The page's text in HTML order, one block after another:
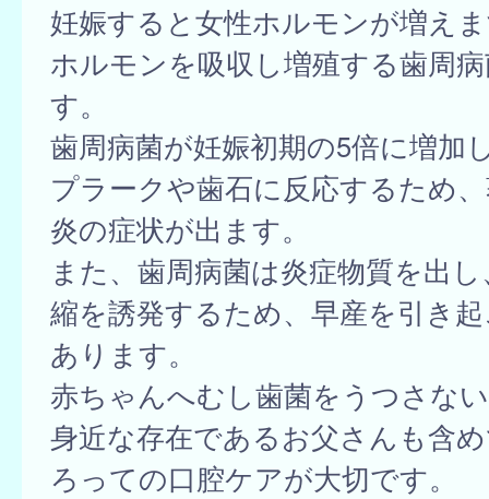
妊娠すると女性ホルモンが増え
ホルモンを吸収し増殖する歯周
す。
歯周病菌が妊娠初期の5倍に増加
プラークや歯石に反応するため
炎の症状が出ます。
また、歯周病菌は炎症物質を出
縮を誘発するため、早産を引き
あります。
赤ちゃんへむし歯菌をうつさな
身近な存在であるお父さんも含
ろっての口腔ケアが大切です。